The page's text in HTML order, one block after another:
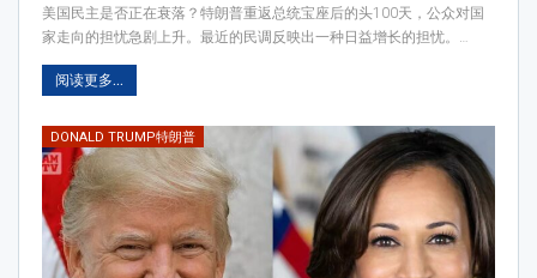
美国民主是否正在衰落？特朗普重返总统宝座后的头100天，公众对国
家走向的担忧急剧上升。最近的民调反映出一种日益增长的担忧。…
阅读更多...
DONALD TRUMP特朗普